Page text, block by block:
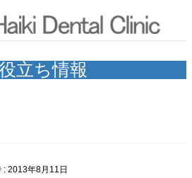
立ち情報
: 2013年8月11日